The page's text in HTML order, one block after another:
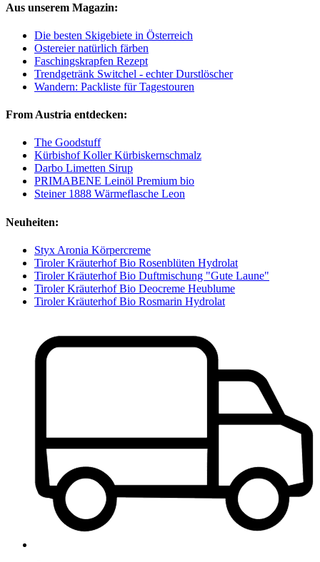
Aus unserem Magazin:
Die besten Skigebiete in Österreich
Ostereier natürlich färben
Faschingskrapfen Rezept
Trendgetränk Switchel - echter Durstlöscher
Wandern: Packliste für Tagestouren
From Austria entdecken:
The Goodstuff
Kürbishof Koller Kürbiskernschmalz
Darbo Limetten Sirup
PRIMABENE Leinöl Premium bio
Steiner 1888 Wärmeflasche Leon
Neuheiten:
Styx Aronia Körpercreme
Tiroler Kräuterhof Bio Rosenblüten Hydrolat
Tiroler Kräuterhof Bio Duftmischung "Gute Laune"
Tiroler Kräuterhof Bio Deocreme Heublume
Tiroler Kräuterhof Bio Rosmarin Hydrolat